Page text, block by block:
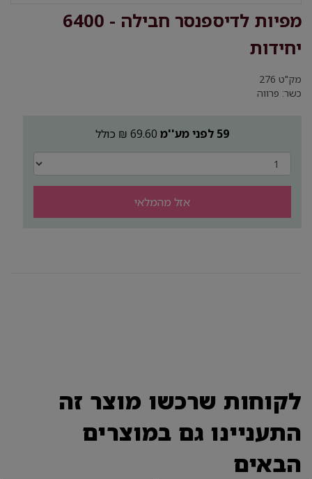
מפיות לדיספנסר חבילה - 6400
יחידות
מק"ט 276
כשר: פרווה
59 לפני מע''מ 69.60 ₪ כולל
אזל מהמלאי
לקוחות שרכשו מוצר זה
התעניינו גם במוצרים
הבאים